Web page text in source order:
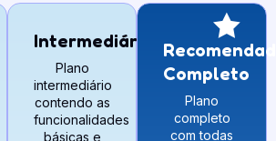
Intermediário
Plano
intermediário
contendo as
funcionalidades
básicas e
Completo
Plano
completo
com todas